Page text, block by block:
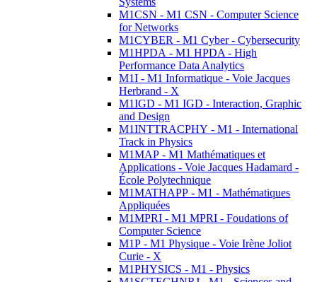
M1CSN - M1 CSN - Computer Science
for Networks
M1CYBER - M1 Cyber - Cybersecurity
M1HPDA - M1 HPDA - High
Performance Data Analytics
M1I - M1 Informatique - Voie Jacques
Herbrand - X
M1IGD - M1 IGD - Interaction, Graphic
and Design
M1INTTRACPHY - M1 - International
Track in Physics
M1MAP - M1 Mathématiques et
Applications - Voie Jacques Hadamard -
École Polytechnique
M1MATHAPP - M1 - Mathématiques
Appliquées
M1MPRI - M1 MPRI - Foudations of
Computer Science
M1P - M1 Physique - Voie Irène Joliot
Curie - X
M1PHYSICS - M1 - Physics